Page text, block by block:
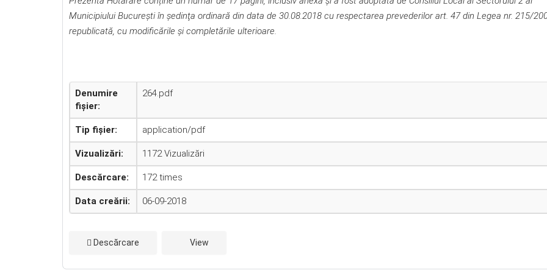
Municipiului Bucureşti în şedinţa ordinară din data de 30.08.2018 cu respectarea prevederilor art. 47 din Legea nr. 215/
republicată, cu modificările şi completările ulterioare.
Denumire
fișier:
264.pdf
Tip fișier: application/pdf
Vizualizări: 1172 Vizualizări
Descărcare: 172 times
Data creării: 06-09-2018
Descărcare View